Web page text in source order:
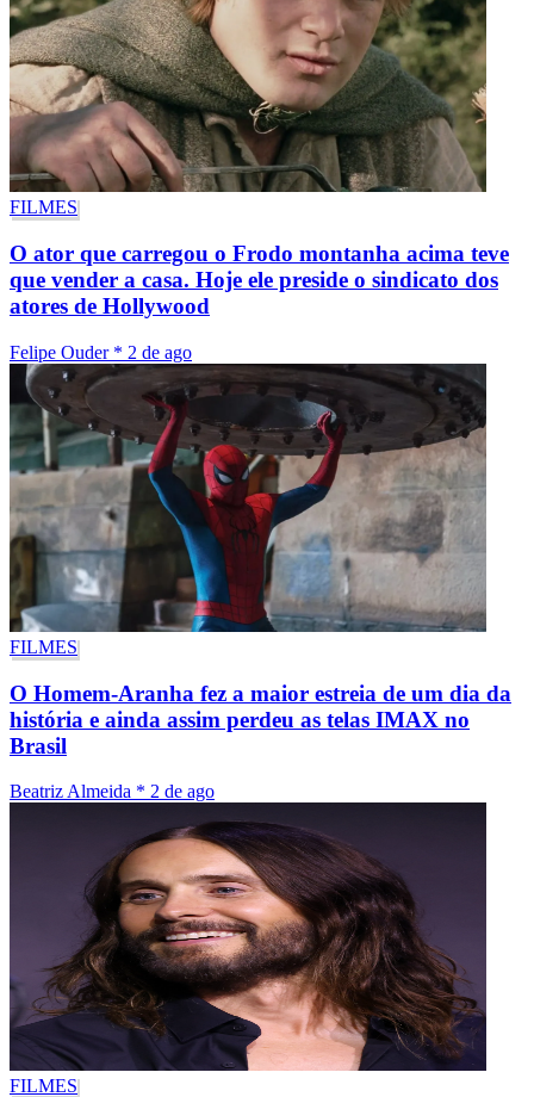
FILMES
O ator que carregou o Frodo montanha acima teve
que vender a casa. Hoje ele preside o sindicato dos
atores de Hollywood
Felipe Ouder * 2 de ago
FILMES
O Homem-Aranha fez a maior estreia de um dia da
história e ainda assim perdeu as telas IMAX no
Brasil
Beatriz Almeida * 2 de ago
FILMES